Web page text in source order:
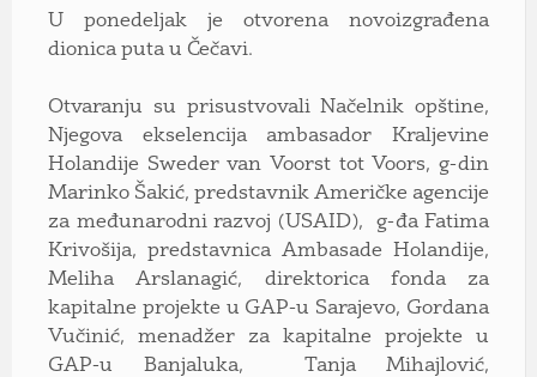
U ponedeljak je otvorena novoizgrađena
dionica puta u Čečavi.
Otvaranju su prisustvovali Načelnik opštine,
Njegova ekselencija ambasador Kraljevine
Holandije Sweder van Voorst tot Voors, g-din
Marinko Šakić, predstavnik Američke agencije
za međunarodni razvoj (USAID), g-đa Fatima
Krivošija, predstavnica Ambasade Holandije,
Meliha Arslanagić, direktorica fonda za
kapitalne projekte u GAP-u Sarajevo, Gordana
Vučinić, menadžer za kapitalne projekte u
GAP-u Banjaluka, Tanja Mihajlović,